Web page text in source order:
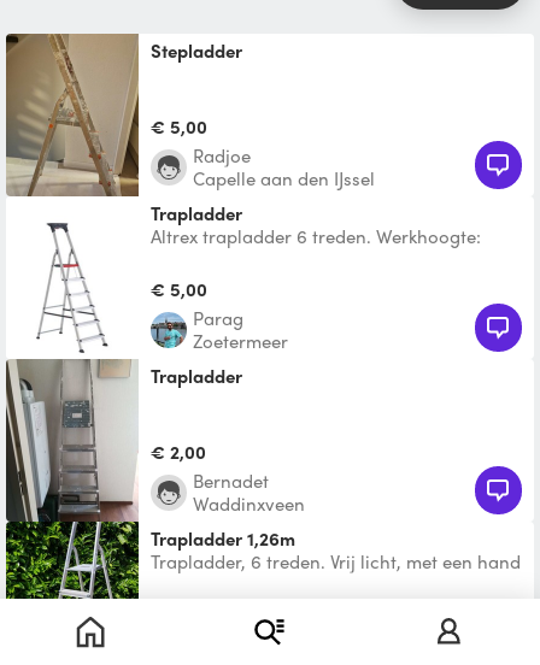
Stepladder
€ 5,00
Radjoe
Capelle aan den IJssel
Trapladder
Altrex trapladder 6 treden. Werkhoogte:
€ 5,00
Parag
Zoetermeer
Trapladder
€ 2,00
Bernadet
Waddinxveen
trapladder 1,26m
Trapladder, 6 treden. Vrij licht, met een hand